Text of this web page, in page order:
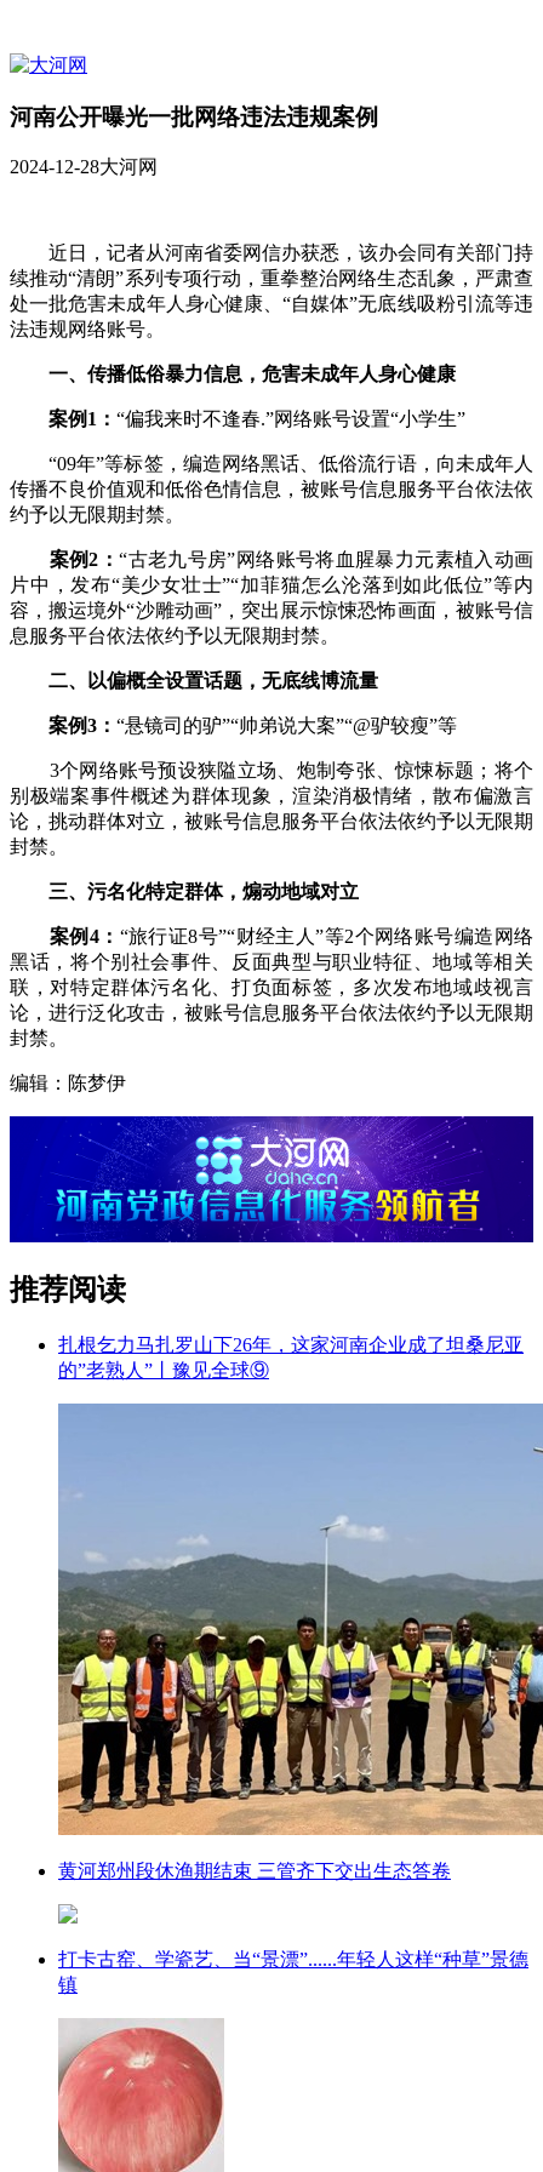
河南公开曝光一批网络违法违规案例
2024-12-28大河网
近日，记者从河南省委网信办获悉，该办会同有关部门持
续推动“清朗”系列专项行动，重拳整治网络生态乱象，严肃查
处一批危害未成年人身心健康、“自媒体”无底线吸粉引流等违
法违规网络账号。
一、传播低俗暴力信息，危害未成年人身心健康
案例1： “偏我来时不逢春.”网络账号设置“小学生”
“09年”等标签，编造网络黑话、低俗流行语，向未成年人
传播不良价值观和低俗色情信息，被账号信息服务平台依法依
约予以无限期封禁。
案例2：“古老九号房”网络账号将血腥暴力元素植入动画
片中，发布“美少女壮士”“加菲猫怎么沦落到如此低位”等内
容，搬运境外“沙雕动画”，突出展示惊悚恐怖画面，被账号信
息服务平台依法依约予以无限期封禁。
二、以偏概全设置话题，无底线博流量
案例3： “悬镜司的驴”“帅弟说大案”“@驴较瘦”等
3个网络账号预设狭隘立场、炮制夸张、惊悚标题；将个
别极端案事件概述为群体现象，渲染消极情绪，散布偏激言
论，挑动群体对立，被账号信息服务平台依法依约予以无限期
封禁。
三、污名化特定群体，煽动地域对立
案例4： “旅行证8号”“财经主人”等2个网络账号编造网络
黑话，将个别社会事件、反面典型与职业特征、地域等相关
联，对特定群体污名化、打负面标签，多次发布地域歧视言
论，进行泛化攻击，被账号信息服务平台依法依约予以无限期
封禁。
编辑：陈梦伊
推荐阅读
扎根乞力马扎罗山下26年，这家河南企业成了坦桑尼亚
的”老熟人”丨豫见全球⑨
黄河郑州段休渔期结束 三管齐下交出生态答卷
打卡古窑、学瓷艺、当“景漂”......年轻人这样“种草”景德
镇